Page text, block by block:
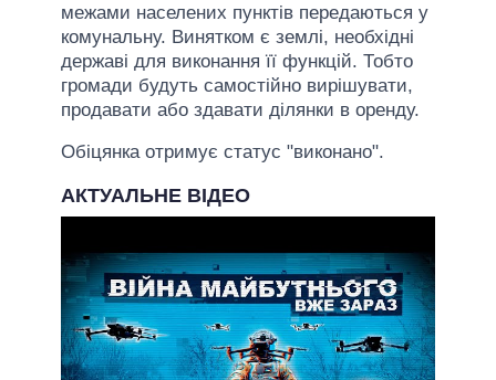
межами населених пунктів передаються у
комунальну. Винятком є ​​землі, необхідні
державі для виконання її функцій. Тобто
громади будуть самостійно вирішувати,
продавати або здавати ділянки в оренду.
Обіцянка отримує статус "виконано".
АКТУАЛЬНЕ ВІДЕО